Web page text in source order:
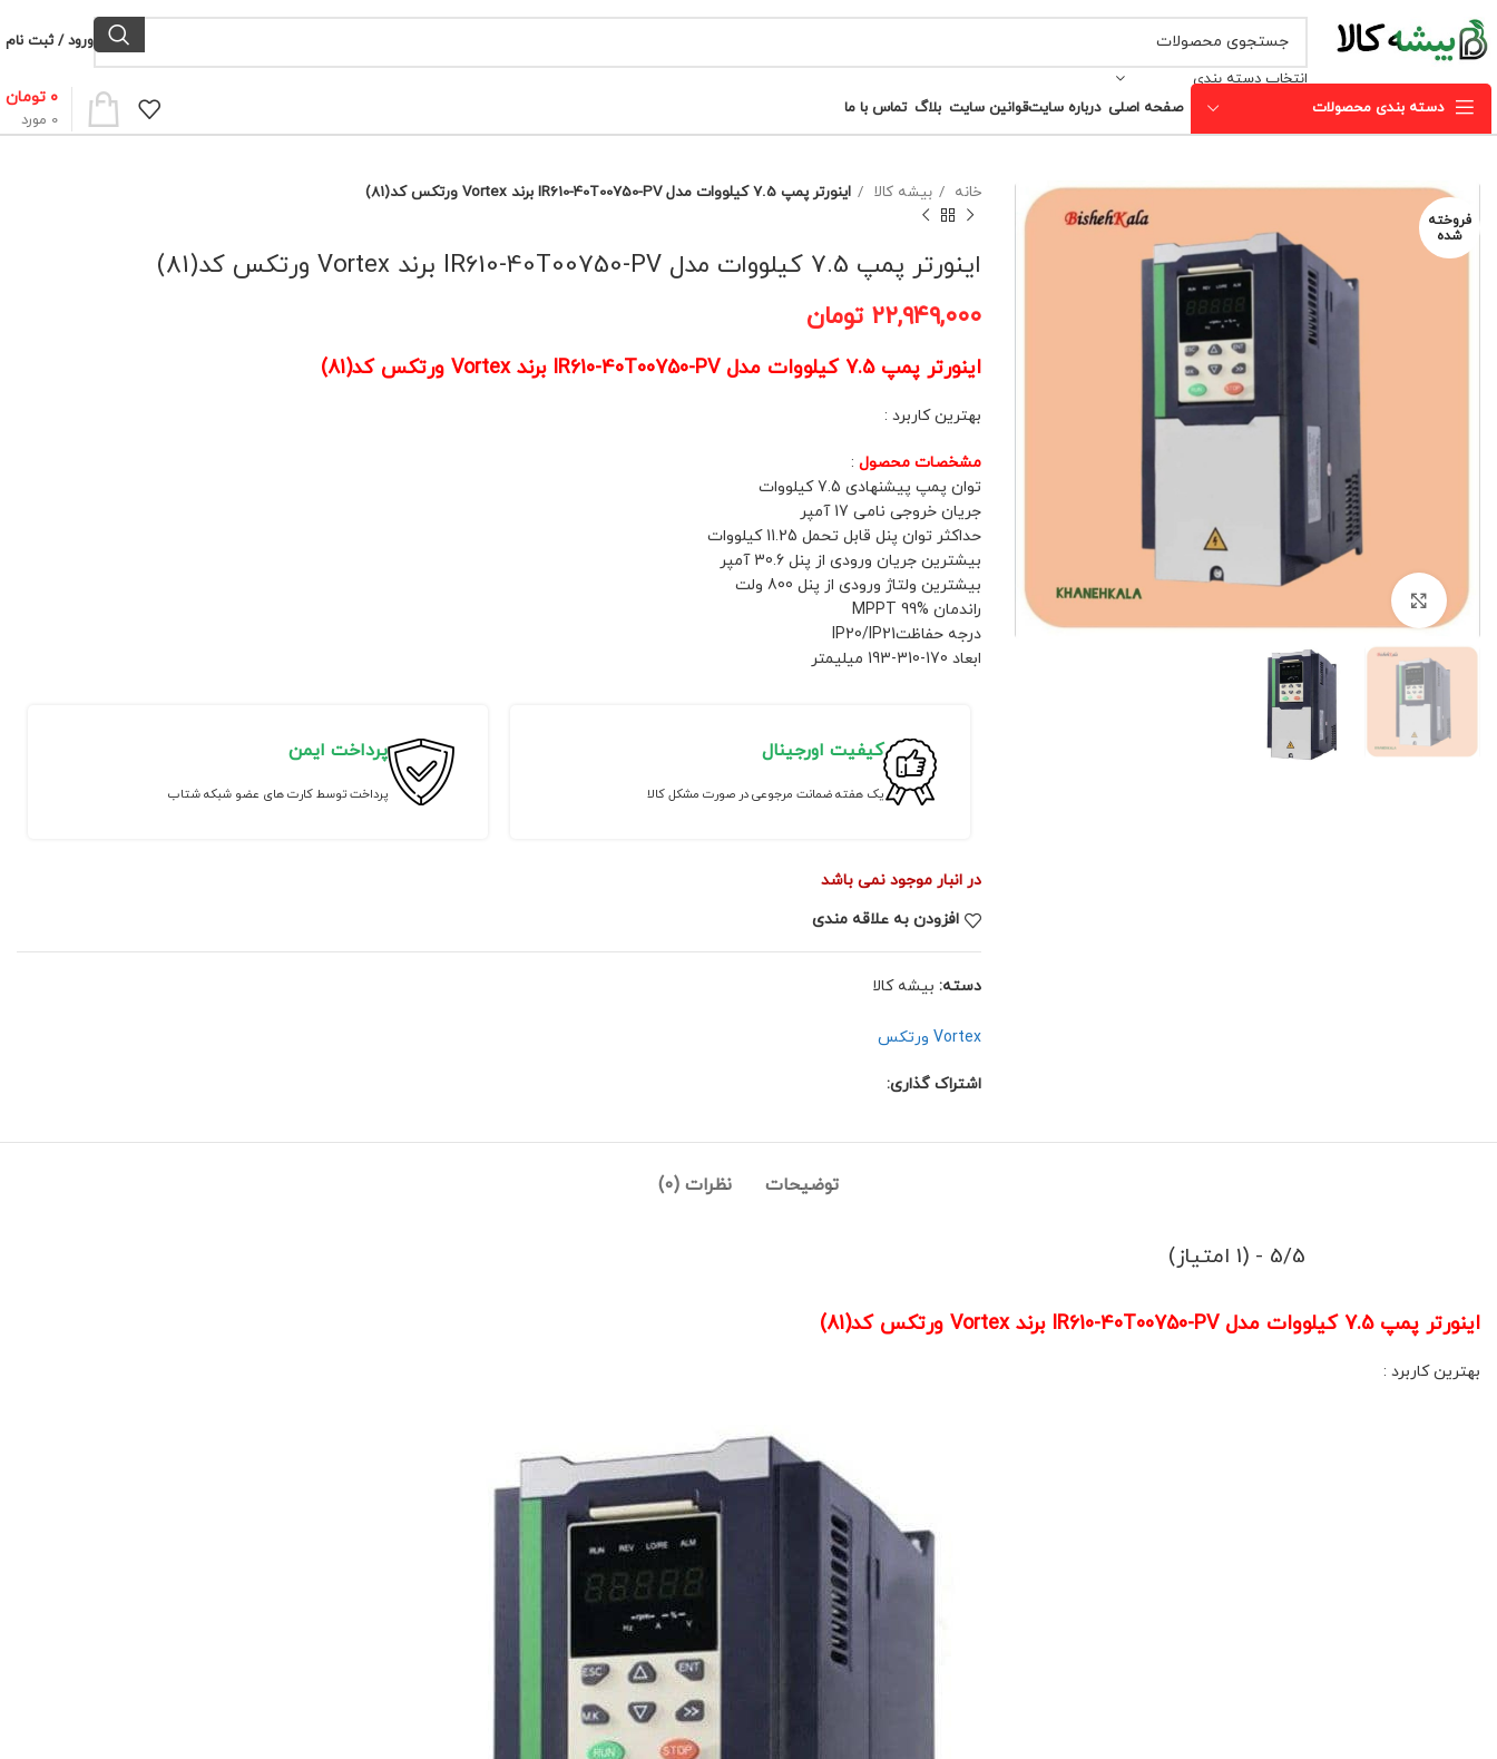
انتخاب دسته بندی
ورود / ثبت نام
دسته بندی محصولات صفحه اصلی درباره سایتقوانین سایت بلاگ تماس با ما
0 مورد
۰ تومان
فروخته
شده
خانه بیشه کالا اینورتر پمپ 7.5 کیلووات مدل IR610-40T00750-PV برند Vortex ورتکس کد(81)
اینورتر پمپ 7.5 کیلووات مدل IR610-40T00750-PV برند Vortex ورتکس کد(81)
۲۲,۹۴۹,۰۰۰ تومان
اینورتر پمپ 7.5 کیلووات مدل IR610-40T00750-PV برند Vortex ورتکس کد(81)
بهترین کاربرد :
مشخصات محصول :
توان پمپ پیشنهادی 7.5 کیلووات
جریان خروجی نامی 17 آمپر
حداکثر توان پنل قابل تحمل 11.25 کیلووات
بیشترین جریان ورودی از پنل 30.6 آمپر
بیشترین ولتاژ ورودی از پنل 800 ولت
راندمان MPPT 99%
درجه حفاظتIP20/IP21
ابعاد 170-310-193 میلیمتر
کیفیت اورجینال
یک هفته ضمانت مرجوعی در صورت مشکل کالا
پرداخت ایمن
پرداخت توسط کارت های عضو شبکه شتاب
در انبار موجود نمی باشد
افزودن به علاقه مندی
دسته: بیشه کالا
Vortex ورتکس
اشتراک گذاری:
توضیحات نظرات (0)
5/5 - (1 امتیاز)
اینورتر پمپ 7.5 کیلووات مدل IR610-40T00750-PV برند Vortex ورتکس کد(81)
بهترین کاربرد :